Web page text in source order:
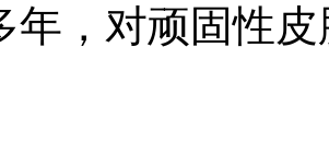
年，对顽固性皮